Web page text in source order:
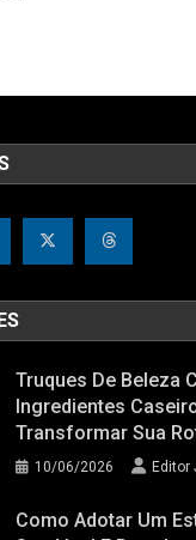
Truques De Beleza
Ingredientes
Transformar Sua
10/06/2026 Editor
Como Adotar Um